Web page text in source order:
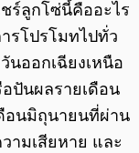
ร์ลูกโซ่นี้คืออะไร
รโปรโมทไปทั่ว
นออกเฉียงเหนือ
ปันผลรายเดือน
อนมิถุนายนที่ผ่าน
ามเสียหาย และ